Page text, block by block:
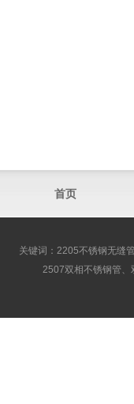
首页
关键词：2205不锈钢无缝
2507双相不锈钢管、